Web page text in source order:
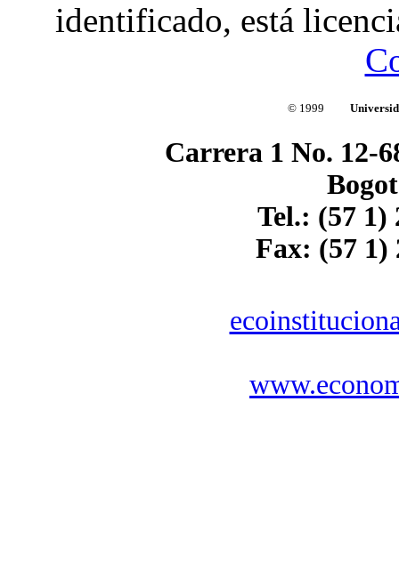
identificado, está
© 1999
Carrera 1 No. 12-
Tel.: (57 1)
Fax: (57 1)